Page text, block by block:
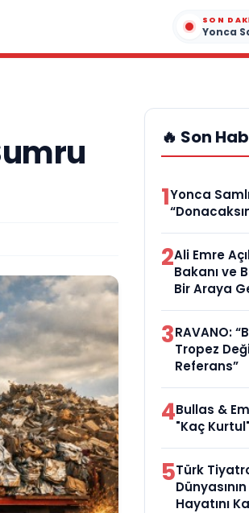
SON
🔥 Son
1Yonca
2Ali Emre
Bakanı ve
Bir Araya
3RAVANO:
Tropez
Referans”
4Bullas &
"Kaç
5Türk
Hayatını